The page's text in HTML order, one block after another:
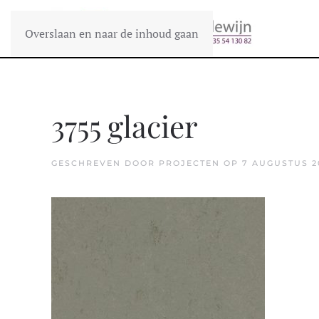
Overslaan en naar de inhoud gaan
3755 glacier
GESCHREVEN DOOR PROJECTEN OP 7 AUGUSTUS